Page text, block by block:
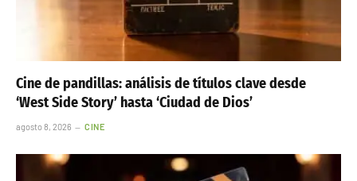
Cine de pandillas: análisis de títulos clave desde
‘West Side Story’ hasta ‘Ciudad de Dios’
agosto 8, 2026 CINE